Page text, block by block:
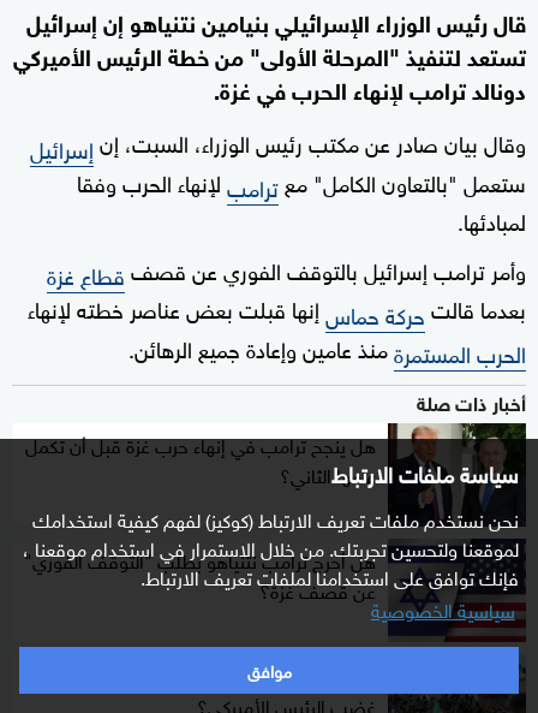
سياسة ملفات الارتباط
نحن نستخدم ملفات تعريف الارتباط (كوكيز) لفهم كيفية استخدامك
لموقعنا ولتحسين تجربتك. من خلال الاستمرار في استخدام موقعنا ،
فإنك توافق على استخدامنا لملفات تعريف الارتباط.
سياسية الخصوصية
موافق
قال رئيس الوزراء الإسرائيلي بنيامين نتنياهو إن إسرائيل
تستعد لتنفيذ "المرحلة الأولى" من خطة الرئيس الأميركي
دونالد ترامب لإنهاء الحرب في غزة.
وقال بيان صادر عن مكتب رئيس الوزراء، السبت، إنإسرائيل
ستعمل "بالتعاون الكامل" معترامبلإنهاء الحرب وفقا
لمبادئها.
وأمر ترامب إسرائيل بالتوقف الفوري عن قصفقطاع غزة
بعدما قالتحركة حماسإنها قبلت بعض عناصر خطته لإنهاء
الحرب المستمرةمنذ عامين وإعادة جميع الرهائن.
أخبار ذات صلة
هل ينجح ترامب في إنهاء حرب غزة قبل أن تكمل
عامها الثاني؟
هل أحرج ترامب نتنياهو بطلب "التوقف الفوري"
عن قصف غزة؟
رد "حماس" على خطة ترامب..محاولة لامتصاص
غضب الرئيس الأميركي؟